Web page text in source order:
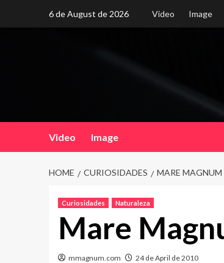
6 de August de 2026 Video Image
Video Image
HOME CURIOSIDADES MARE
Curiosidades Naturaleza
Mare
mmagnum.com 24 de April de 2010